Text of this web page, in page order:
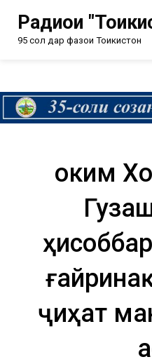
Радиои
95 сол дар фазои Тоҷикистон
Ҳоким
ҷиҳат